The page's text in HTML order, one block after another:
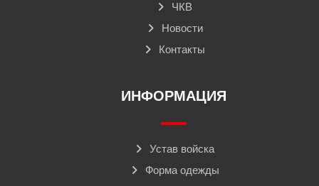
ЧКВ
Новости
Контакты
ИНФОРМАЦИЯ
Устав войска
Форма одежды